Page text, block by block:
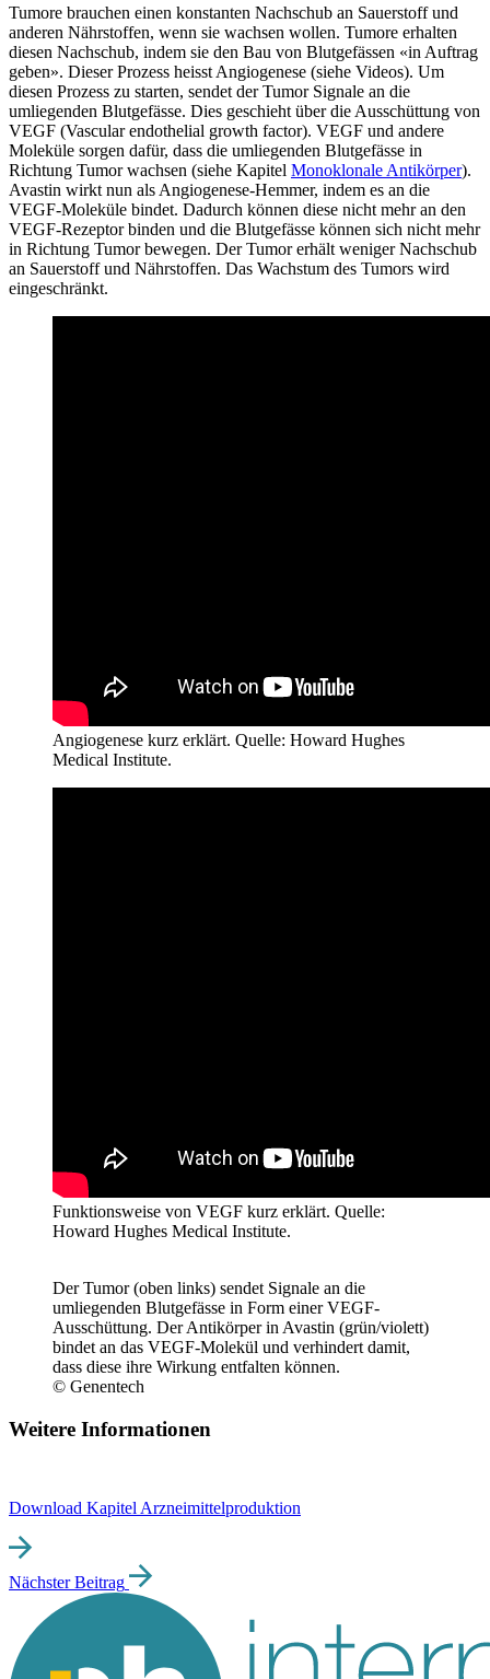
Tumore brauchen einen konstanten Nachschub an Sauerstoff und
anderen Nährstoffen, wenn sie wachsen wollen. Tumore erhalten
diesen Nachschub, indem sie den Bau von Blutgefässen «in Auftrag
geben». Dieser Prozess heisst Angiogenese (siehe Videos). Um
diesen Prozess zu starten, sendet der Tumor Signale an die
umliegenden Blutgefässe. Dies geschieht über die Ausschüttung von
VEGF (Vascular endothelial growth factor). VEGF und andere
Moleküle sorgen dafür, dass die umliegenden Blutgefässe in
Richtung Tumor wachsen (siehe Kapitel Monoklonale Antikörper).
Avastin wirkt nun als Angiogenese-Hemmer, indem es an die
VEGF-Moleküle bindet. Dadurch können diese nicht mehr an den
VEGF-Rezeptor binden und die Blutgefässe können sich nicht mehr
in Richtung Tumor bewegen. Der Tumor erhält weniger Nachschub
an Sauerstoff und Nährstoffen. Das Wachstum des Tumors wird
eingeschränkt.
Angiogenese kurz erklärt. Quelle: Howard Hughes
Medical Institute.
Funktionsweise von VEGF kurz erklärt. Quelle:
Howard Hughes Medical Institute.
Der Tumor (oben links) sendet Signale an die
umliegenden Blutgefässe in Form einer VEGF-
Ausschüttung. Der Antikörper in Avastin (grün/violett)
bindet an das VEGF-Molekül und verhindert damit,
dass diese ihre Wirkung entfalten können.
© Genentech
Weitere Informationen
Download Kapitel Arzneimittelproduktion
Nächster Beitrag